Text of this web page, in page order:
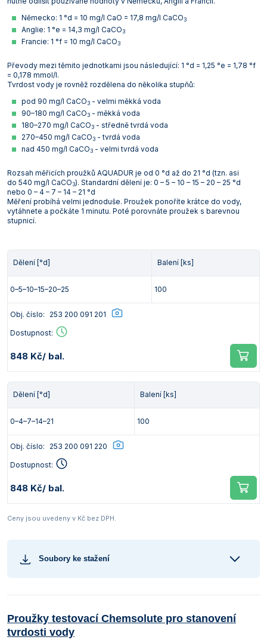
Německo: 1 °d = 10 mg/l CaO = 17,8 mg/l CaCO3
Anglie: 1 °e = 14,3 mg/l CaCO3
Francie: 1 °f = 10 mg/l CaCO3
Převody mezi těmito jednotkami jsou následující: 1 °d = 1,25 °e = 1,78 °f
= 0,178 mmol/l.
Tvrdost vody je rovněž rozdělena do několika stupňů:
pod 90 mg/l CaCO3 - velmi měkká voda
90–180 mg/l CaCO3 - měkká voda
180–270 mg/l CaCO3 - středně tvrdá voda
270–450 mg/l CaCO3 - tvrdá voda
nad 450 mg/l CaCO3 - velmi tvrdá voda
Rozsah měřicích proužků AQUADUR je od 0 °d až do 21 °d (tzn. asi
do 540 mg/l CaCO3). Standardní dělení je: 0 – 5 – 10 – 15 – 20 – 25 °d
nebo 0 – 4 – 7 – 14 – 21 °d
Měření probíhá velmi jednoduše. Proužek ponoříte krátce do vody,
vytáhnete a počkáte 1 minutu. Poté porovnáte proužek s barevnou
stupnicí.
Dělení [°d] Balení [ks]
0–5–10–15–20–25 100
Obj. číslo: 253 200 091 201
Dostupnost:
848 Kč/ bal.
Dělení [°d] Balení [ks]
0–4–7–14–21 100
Obj. číslo: 253 200 091 220
Dostupnost:
848 Kč/ bal.
Ceny jsou uvedeny v Kč bez DPH.
Soubory ke stažení
Proužky testovací Chemsolute pro stanovení
tvrdosti vody